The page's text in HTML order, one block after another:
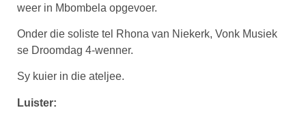
weer in Mbombela opgevoer.
Onder die soliste tel Rhona van Niekerk, Vonk Musiek
se Droomdag 4-wenner.
Sy kuier in die ateljee.
Luister: